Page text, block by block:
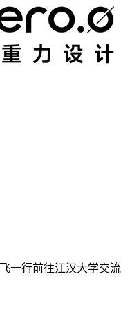
一行前往江汉大学交流